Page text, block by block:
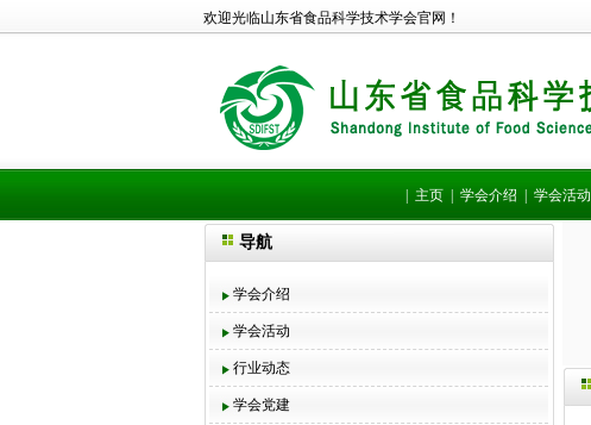
欢迎光临山东省食品科学技术学会官网！
主页| 学会介绍 学会活动
导航
学会介绍
学会活动
行业动态
学会党建